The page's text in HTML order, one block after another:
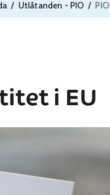
/ Utlåtanden - PIO /
i EU